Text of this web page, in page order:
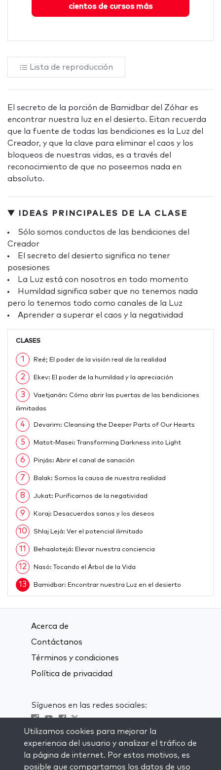
cientos de cursos más
Lista de reproducción
El secreto de la porción de Bamidbar del Zóhar es
encontrar nuestra luz en el desierto. Eitan recuerda
que la fuente de todas las bendiciones es la Luz del
Creador, y que la clave para eliminar el caos y los
bloqueos de nuestras vidas, es a través del
reconocimiento de que no poseemos nada en
absoluto.
▼ IDEAS PRINCIPALES DE LA CLASE
Sólo somos conductos de las bendiciones del
Creador
El secreto del desierto significa no tener
posesiones
La Luz está con nosotros en todo momento
Humildad significa saber que no tenemos nada
pero lo tenemos todo como canales de la Luz
Aprender a superar el caos y la negatividad
CLASES
1 Reé; El poder de la visión real de la realidad
2 Ekev: El poder de la humildad y la apreciación
3 Vaetjanán: Cómo abrir las puertas de las bendiciones
ilimitadas
4 Devarim: Cleansing the Deeper Parts of Our Hearts
5 Matot-Masei: Transforming Darkness into Light
6 Pinjás: Abrir el canal de sanación
7 Balak: Somos la causa de nuestra realidad
8 Jukat: Purificarnos de la negatividad
9 Koraj: Desacuerdos sanos y los deseos
10 Shlaj Lejá: Ver el potencial ilimitado
11 Behaalotejá: Elevar nuestra conciencia
12 Nasó: Tocando el Árbol de la Vida
13 Bamidbar: Encontrar nuestra Luz en el desierto
Emor: Cómo sobrepasar los desafíos
Ajarei Mot: Bienvenida a lo desconocido
Kedoshim: El secreto de la santidad
Metzorá: El poder de las palabras
21 Shminí: Aceptar nuestro proceso en paz
22 El poder de la Pascua
Tzav: Purificar nuestros pensamientos
Acerca de
Contáctanos
Términos y condiciones
Política de privacidad
Síguenos en las redes sociales:
Visit kabbalah master classes
MANTENTE AL CORRIENTE
Utilizamos cookies para mejorar la
experiencia del usuario y analizar el tráfico de
la página de internet. Por estos motivos, es
posible que compartamos los datos de uso